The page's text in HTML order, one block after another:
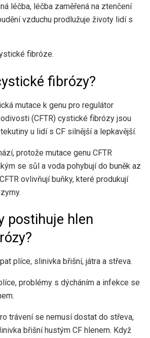
léčba, léčba zaměřená na ztenčení
vzduchu prodlužuje životy lidí s
fibróze.
fibrózy?
mutace k genu pro regulátor
(CFTR) cystické fibrózy jsou
u lidí s CF silnější a lepkavější.
protože mutace genu CFTR
se sůl a voda pohybují do buněk az
ovlivňují buňky, které produkují
postihuje hlen
plíce, slinivka břišní, játra a střeva.
problémy s dýcháním a infekce se
trávení se nemusí dostat do střeva,
břišníhustým CF hlenem. Když